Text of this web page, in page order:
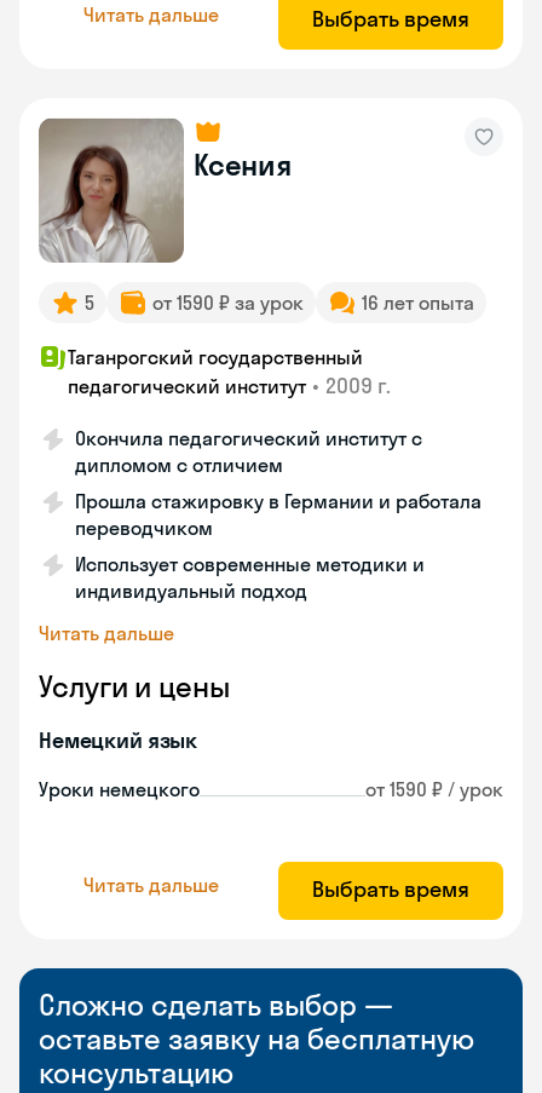
Читать дальше Выбрать время
Ксения
5 от 1590 ₽ за урок 16 лет опыта
Таганрогский государственный
педагогический институт • 2009 г.
Окончила педагогический институт с
дипломом с отличием
Прошла стажировку в Германии и работала
переводчиком
Использует современные методики и
индивидуальный подход
Читать дальше
Услуги и цены
Немецкий язык
Уроки немецкого от 1590 ₽ / урок
Читать дальше Выбрать время
Сложно сделать выбор —
оставьте заявку на бесплатную
консультацию